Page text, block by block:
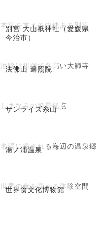
別宮 大山祇神社（愛媛県
今治市）
本宮を支える由緒ある別宮
法佛山 遍照院
厄除け祈願で名高い大師寺
サンライズ糸山
しまなみの絶景拠点
湯ノ浦温泉
名湯に癒される海辺の温泉郷
世界食文化博物館
世界の食を学べる体験空間